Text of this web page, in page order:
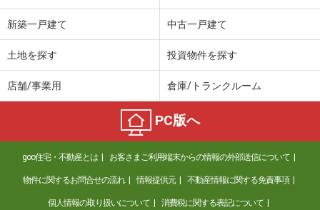
新築一戸建て 中古一戸建て
土地を探す 投資物件を探す
店舗/事業用 倉庫/トランクルーム
PC版へ
goo住宅・不動産とは お客さまご利用端末からの情報の外部送信について
物件に関するお問合せの流れ 情報提供元 不動産情報に関する免責事項
個人情報の取り扱いについて 消費税に関する表記について